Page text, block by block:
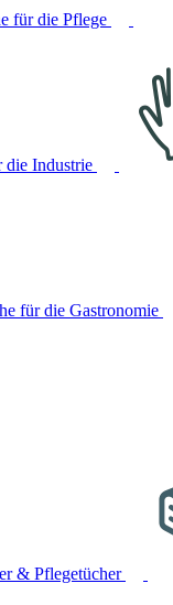
für die Pflege
die Industrie
für die Gastronomie
& Pflegetücher